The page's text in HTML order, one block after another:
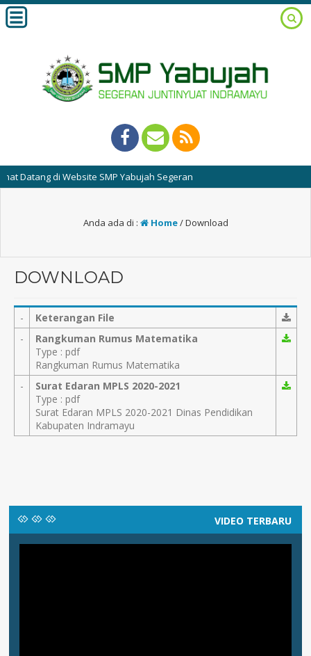
di Website SMP Yabujah Segeran
Anda ada di : Home/Download
DOWNLOAD
-
Keterangan File
-
Rangkuman Rumus Matematika
Type : pdf
Rangkuman Rumus Matematika
-
Surat Edaran MPLS 2020-2021
Type : pdf
Surat Edaran MPLS 2020-2021 Dinas Pendidikan
Kabupaten Indramayu
VIDEO TERBARU